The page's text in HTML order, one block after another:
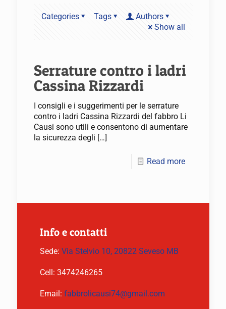
Categories Tags
Authors
Show all
Serrature contro i ladri
Cassina Rizzardi
I consigli e i suggerimenti per le serrature
contro i ladri Cassina Rizzardi del fabbro Li
Causi sono utili e consentono di aumentare
la sicurezza degli […]
Read more
Info e contatti
Sede: Via Stelvio 10, 20822 Seveso MB
Cell: 3474246265
Email: fabbrolicausi74@gmail.com